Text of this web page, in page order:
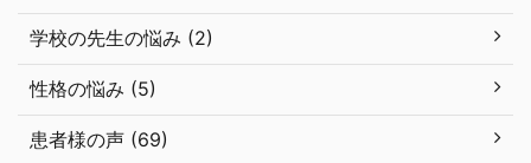
学校の先生の悩み (2)
性格の悩み (5)
患者様の声 (69)